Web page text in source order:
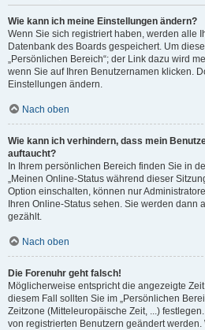
Wie kann ich meine Einstellungen ändern?
Wenn Sie sich registriert haben, werden alle
Datenbank des Boards gespeichert. Um
„Persönlichen Bereich“; der Link dazu wird
wenn Sie auf Ihren Benutzernamen klicken.
Einstellungen ändern.
Nach oben
Wie kann ich verhindern, dass mein
auftaucht?
In Ihrem persönlichen Bereich finden Sie in
„Meinen Online-Status während dieser
Option einschalten, können nur
Ihren Online-Status sehen. Sie werden dann
gezählt.
Nach oben
Die Forenuhr geht falsch!
Möglicherweise entspricht die angezeigte
diesem Fall sollten Sie im „Persönlichen
Zeitzone (Mitteleuropäische Zeit, ...)
von registrierten Benutzern geändert